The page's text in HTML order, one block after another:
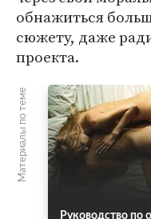
обнажиться
сюжету, даже
проекта.
Материалы по теме
Руководство по